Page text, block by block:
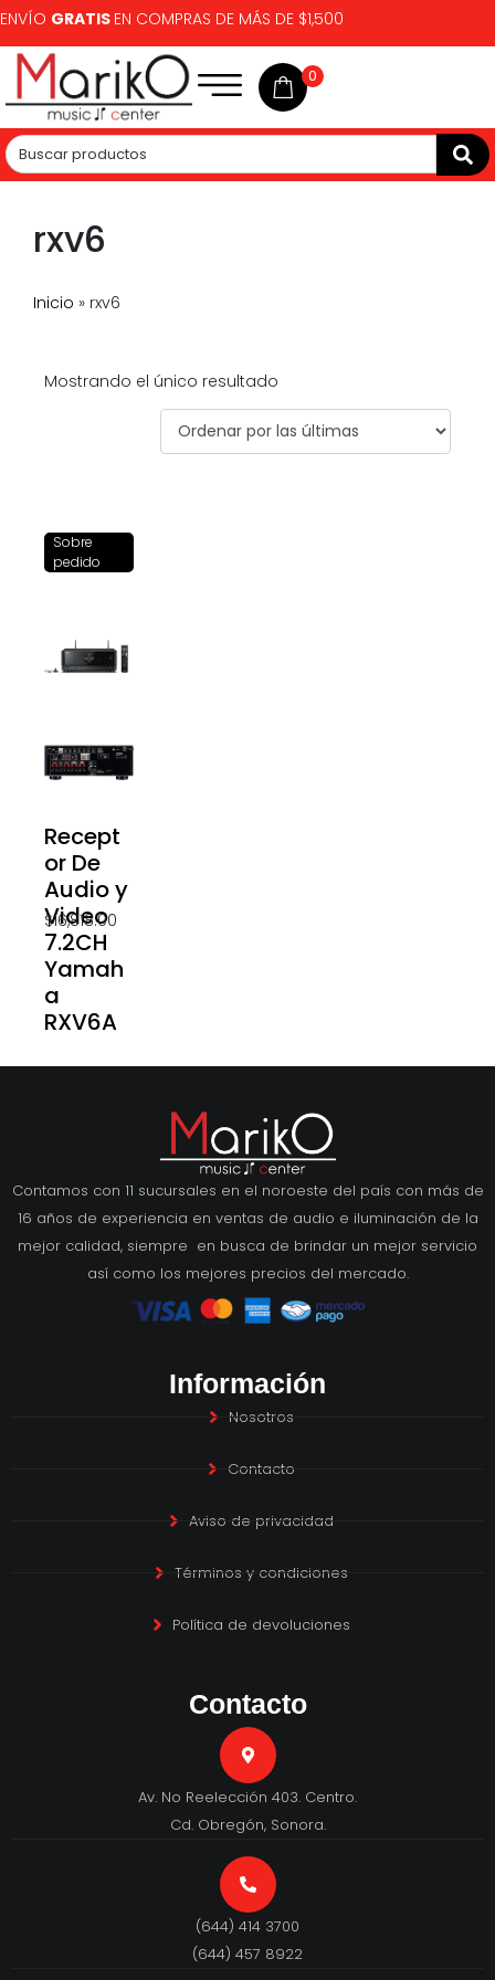
ENVÍO GRATIS EN COMPRAS DE MÁS DE $1,500
0
rxv6
Inicio » rxv6
Mostrando el único resultado
Sobre
pedido
Recept
or De
Audio y
Video
7.2CH
Yamah
a
RXV6A
$16,818.00
Contamos con 11 sucursales en el noroeste del país con más de
16 años de experiencia en ventas de audio e iluminación de la
mejor calidad, siempre en busca de brindar un mejor servicio
así como los mejores precios del mercado.
Información
Nosotros
Contacto
Aviso de privacidad
Términos y condiciones
Política de devoluciones
Contacto
Av. No Reelección 403. Centro.
Cd. Obregón, Sonora.
(644) 414 3700
(644) 457 8922